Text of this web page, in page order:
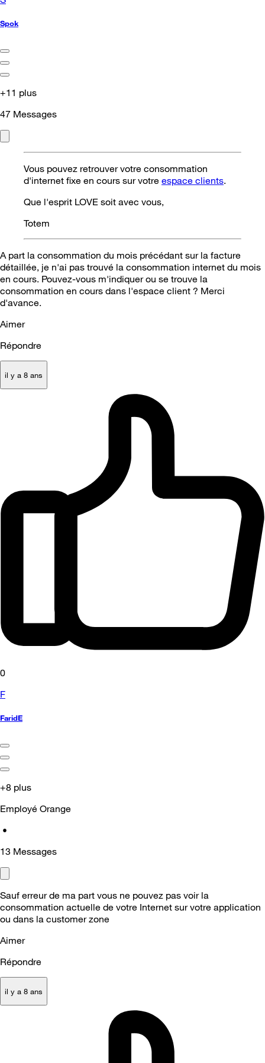
Spok
+11 plus
47 Messages
Vous pouvez retrouver votre consommation
d'internet fixe en cours sur votre espace clients.
Que l'esprit LOVE soit avec vous,
Totem
A part la consommation du mois précédant sur la facture
détaillée, je n'ai pas trouvé la consommation internet du mois
en cours. Pouvez-vous m'indiquer ou se trouve la
consommation en cours dans l'espace client ? Merci
d'avance.
Aimer
Répondre
il y a 8 ans
0
F
FaridE
+8 plus
Employé Orange
•
13 Messages
Sauf erreur de ma part vous ne pouvez pas voir la
consommation actuelle de votre Internet sur votre application
ou dans la customer zone
Aimer
Répondre
il y a 8 ans